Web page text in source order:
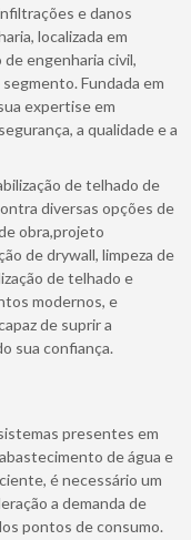
e danos
localizada em
de engenharia civil,
Fundada em
expertise em
a qualidade e a
de telhado de
diversas opções de
obra,projeto
de drywall, limpeza de
de telhado e
modernos, e
de suprir a
sua confiança.
presentes em
de água e
é necessário um
a demanda de
pontos de consumo.